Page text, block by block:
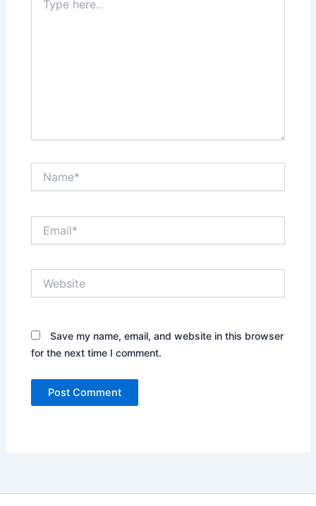
here..
Save my name, email, and website in this browser
for the next time I comment.